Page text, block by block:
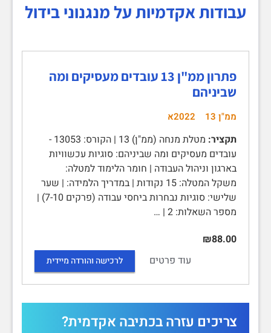
עבודות אקדמיות על מנגנוני בידול
פתרון ממ"ן 13 עובדים מעסיקים ומה
שביניהם
ממ"ן 13 2022א
תקציר:
מטלת מנחה (ממ"ן) 13 | הקורס: 13053 -
עובדים מעסיקים ומה שביניהם: סוגיות עכשוויות
בארגון וניהול העבודה | חומר הלימוד למטלה:
משקל המטלה: 15 נקודות | במדריך הלמידה: | שער
שלישי: סוגיות נבחרות ביחסי עבודה (פרקים 7-10) |
מספר השאלות: 2 | …
₪88.00
עוד פרטים
לרכישה והורדה מיידית
צריכים עזרה בכתיבה אקדמית?